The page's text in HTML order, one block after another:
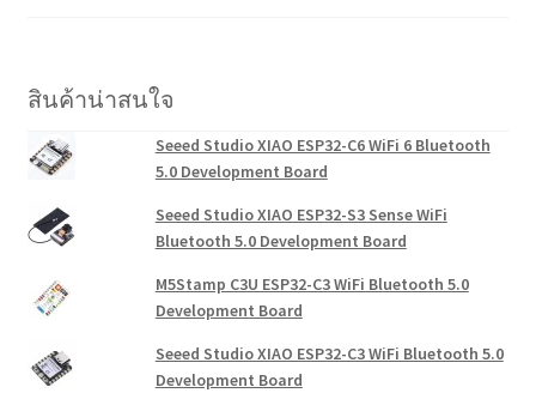
สินค้าน่าสนใจ
Seeed Studio XIAO ESP32-C6 WiFi 6 Bluetooth
5.0 Development Board
Seeed Studio XIAO ESP32-S3 Sense WiFi
Bluetooth 5.0 Development Board
M5Stamp C3U ESP32-C3 WiFi Bluetooth 5.0
Development Board
Seeed Studio XIAO ESP32-C3 WiFi Bluetooth 5.0
Development Board